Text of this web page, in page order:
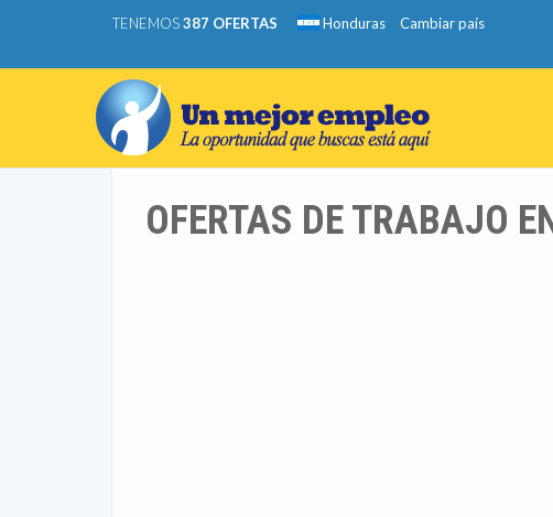
TENEMOS387 OFERTAS Honduras Cambiar país
OFERTAS DE TRABAJO